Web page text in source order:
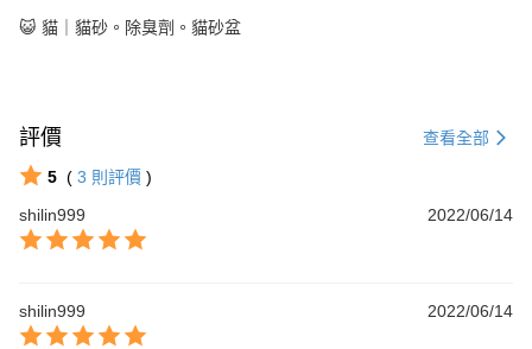
😺 貓｜貓砂。除臭劑。貓砂盆
評價 查看全部
5 ( 3 則評價 )
shilin999
2022/06/14
shilin999 2022/06/14